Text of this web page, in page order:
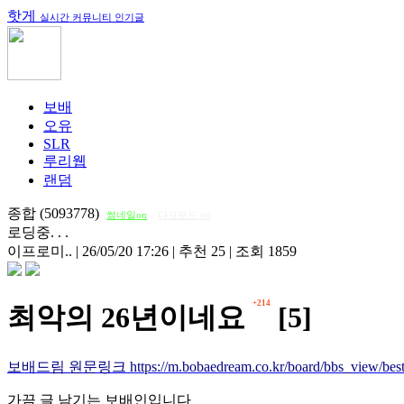
핫게 실시간 커뮤니티 인기글
보배
오유
SLR
루리웹
랜덤
종합 (5093778) 썸네일on
로딩중. . .
이프로미.. | 26/05/20 17:26 | 추천 25 | 조회 1859
최악의 26년이네요 +214 [5]
보배드림 원문링크 https://m.bobaedream.co.kr/board/bbs_view/
가끔 글 남기는 보배인입니다